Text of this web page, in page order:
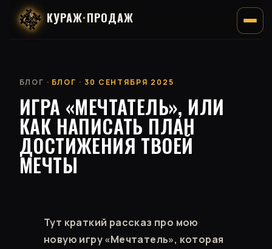
КУРАЖ·ПРОДАЖ
БЛОГ · БЛОГ · 30 СЕНТЯБРЯ 2025
ИГРА «МЕЧТАТЕЛЬ», ИЛИ
КАК НАПИСАТЬ ПЛАН
ДОСТИЖЕНИЯ ТВОЕЙ
МЕЧТЫ
Тут краткий рассказ про мою
новую игру «Мечтатель», которая